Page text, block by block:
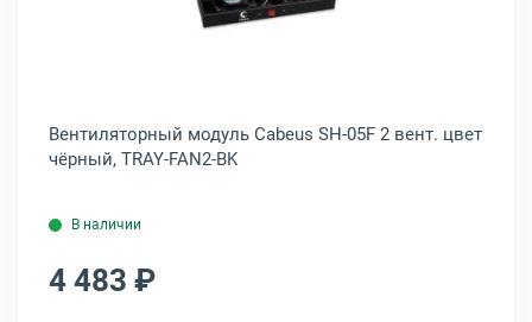
модуль ЦМО R-FAN-2J 2 вент. Без датчика цвет чёрный, R-
Открыть товар: Вентиляторный
Вентиляторный модуль Cabeus SH-05F 2 вент. цвет
чёрный, TRAY-FAN2-BK
В наличии
4 483 ₽